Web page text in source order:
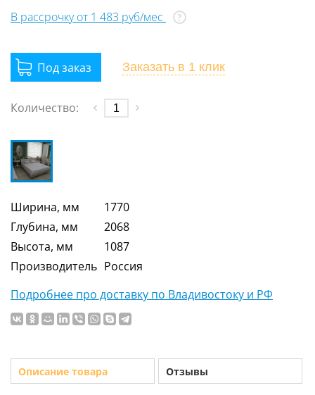
В рассрочку от 1 483 руб/мес ?
Заказать в 1 клик
Количество:
Ширина, мм
1770
Глубина, мм
2068
Высота, мм
1087
Производитель Россия
Подробнее про доставку по Владивостоку и РФ
Описание товара Отзывы